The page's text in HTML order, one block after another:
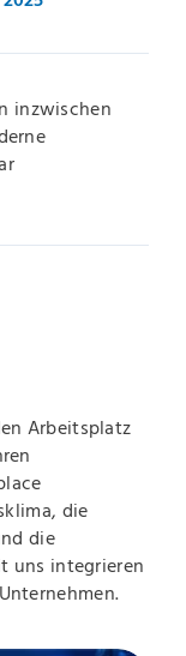
inzwischen
Arbeitsplatz
die
die
uns integrieren